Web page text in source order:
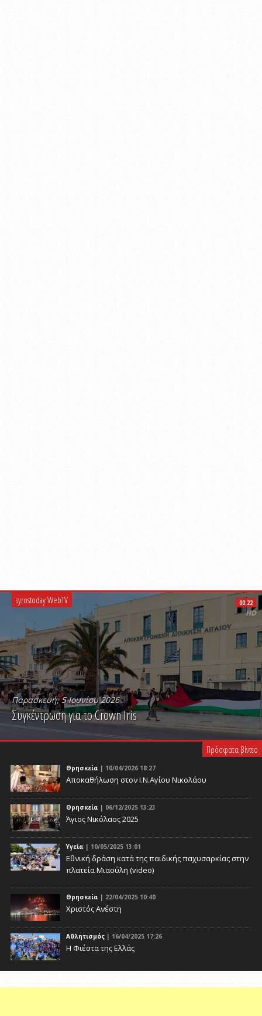
syrostoday WebTV
Παρασκευή, 5 Ιουνίου 2026
Συγκέντρωση για το Crown Iris
PLAY VIDEO
00:22
HD
Πρόσφατα βίντεο
Θρησκεία | 10/04/2026 18:27
Αποκαθήλωση στον Ι.Ν.Αγίου Νικολάου
Θρησκεία | 06/12/2025 13:23
Άγιος Νικόλαος 2025
Υγεία | 10/05/2025 13:01
Eθνική δράση κατά της παιδικής παχυσαρκίας στην
πλατεία Μιαούλη (video)
Θρησκεία | 22/04/2025 10:40
Χριστός Ανέστη
Αθλητισμός | 16/04/2025 17:26
Η Φιέστα της Ελλάς